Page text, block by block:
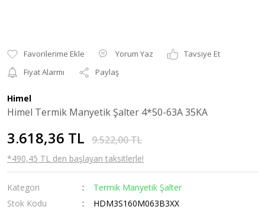
Yorum Yaz
Tavsiye Et
Fiyat Alarmı
Paylaş
Himel
Himel Termik Manyetik Şalter 4*50-63A 35KA
3.618,36 TL 9.522,00 TL
*490,45 TL den başlayan taksitlerle!
Kategori
Termik Manyetik Şalter
Stok Kodu
HDM3S160M063B3XX